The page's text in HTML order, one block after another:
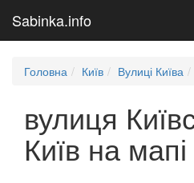
Sabinka.info
Головна Київ Вулиці Київа
вулиця
Київ на мапі